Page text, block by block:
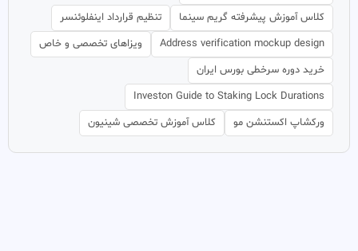
کلاس آموزش پیشرفته گریم سینما
تنظیم قرارداد اینفلوئنسر
Address verification mockup design
ویزاهای تخصصی و خاص
خرید دوره سرخطی بورس ایران
Investon Guide to Staking Lock Durations
ورکشاپ اکستنشن مو
کلاس آموزش تخصصی شینیون